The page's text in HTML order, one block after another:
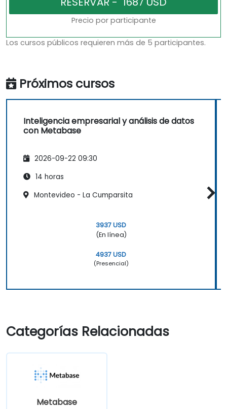
Precio por participante
Los cursos públicos requieren más de 5 participantes.
Próximos cursos
Inteligencia empresarial y análisis de datos
con Metabase
2026-09-22 09:30
14 horas
Montevideo - La Cumparsita
3937 USD
(En línea)
4937 USD
(Presencial)
Categorías Relacionadas
Metabase